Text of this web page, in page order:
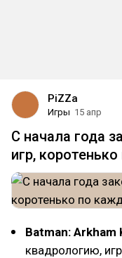
PiZZa
Игры 15 апр
С начала года
игр,
Batman: Arkham
квадрологию,